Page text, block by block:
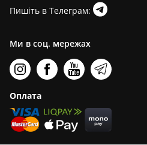
Пишіть в Телеграм:
Ми в соц. мережах
Оплата